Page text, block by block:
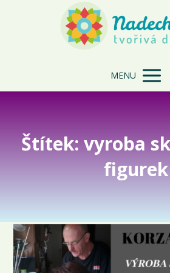
MENU
Štítek: vyroba
figurek